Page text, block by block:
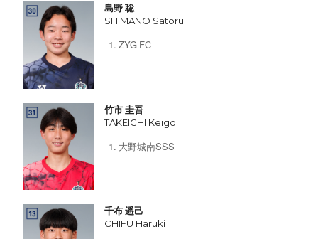
島野 聡
SHIMANO Satoru
ZYG FC
竹市 圭吾
TAKEICHI Keigo
大野城南SSS
千布 遥己
CHIFU Haruki